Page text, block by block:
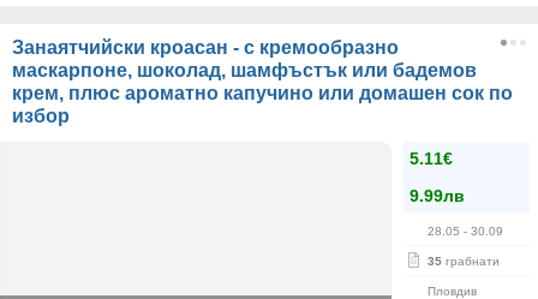
Занаятчийски кроасан - с кремообразно
маскарпоне, шоколад, шамфъстък или бадемов
крем, плюс ароматно капучино или домашен сок по
избор
5.11€
9.99лв
28.05 - 30.09
35 грабнати
Пловдив